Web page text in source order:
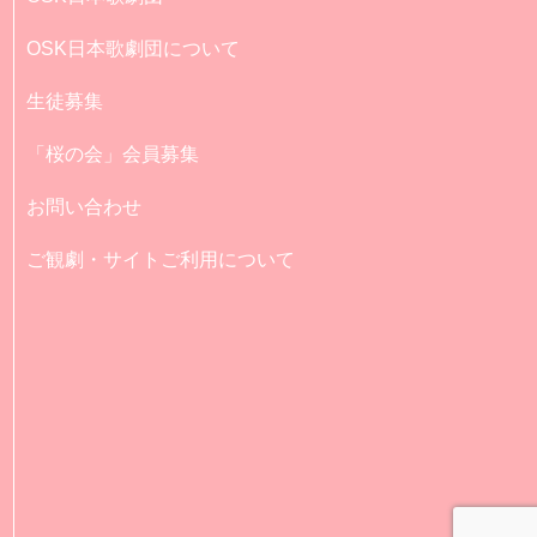
OSK日本歌劇団について
生徒募集
「桜の会」会員募集
お問い合わせ
ご観劇・サイトご利用について